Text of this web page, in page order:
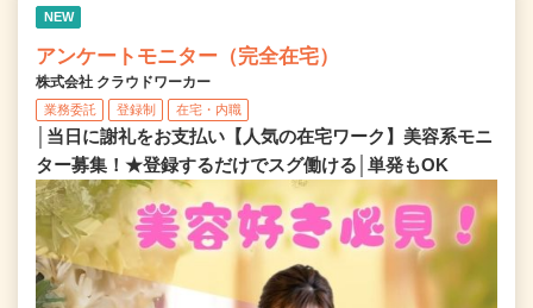
NEW
アンケートモニター（完全在宅）
株式会社 クラウドワーカー
業務委託 登録制 在宅・内職
│当日に謝礼をお支払い【人気の在宅ワーク】美容系モニ
ター募集！★登録するだけでスグ働ける│単発もOK